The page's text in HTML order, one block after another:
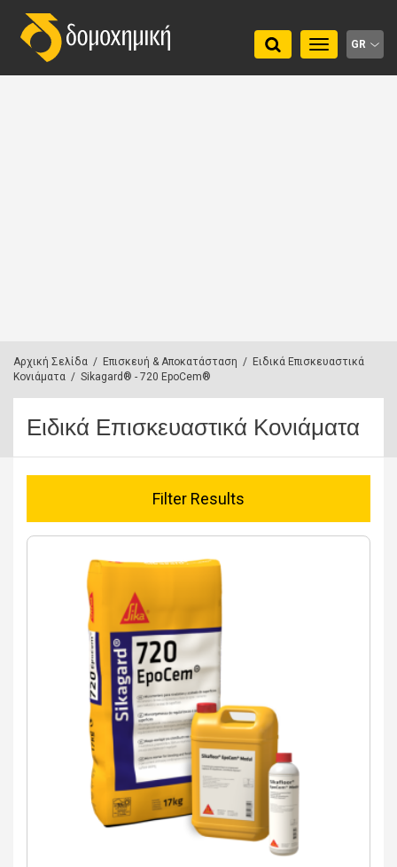
Toggle
navigation
GR
Αρχική Σελίδα / Επισκευή & Αποκατάσταση / Ειδικά Επισκευαστικά
Κονιάματα / Sikagard® - 720 EpoCem®
Ειδικά Επισκευαστικά Κονιάματα
Filter Results